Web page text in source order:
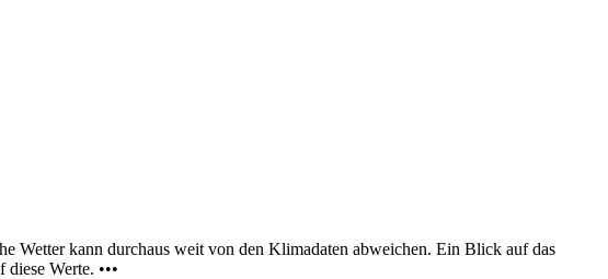
Wetter kann durchaus weit von den Klimadaten abweichen. Ein Blick auf das
Werte. •••